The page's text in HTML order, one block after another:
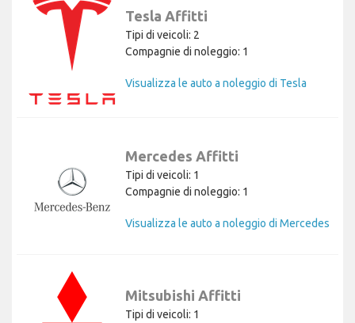
Tesla Affitti
Tipi di veicoli: 2
Compagnie di noleggio: 1
Visualizza le auto a noleggio di Tesla
Mercedes Affitti
Tipi di veicoli: 1
Compagnie di noleggio: 1
Visualizza le auto a noleggio di Mercedes
Mitsubishi Affitti
Tipi di veicoli: 1